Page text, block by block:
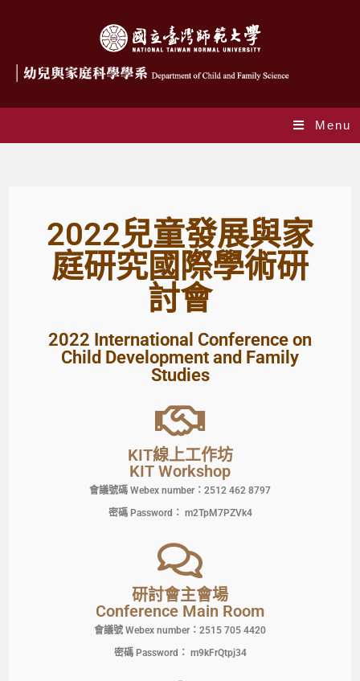
Menu
2022兒童發展與家
庭研究國際學術研
討會
2022 International Conference on
Child Development and Family
Studies
KIT線上工作坊
KIT Workshop
會議號碼 Webex number：2512 462 8797
密碼 Password： m2TpM7PZVk4
研討會主會場
Conference Main Room
會議號 Webex number：2515 705 4420
密碼 Password： m9kFrQtpj34